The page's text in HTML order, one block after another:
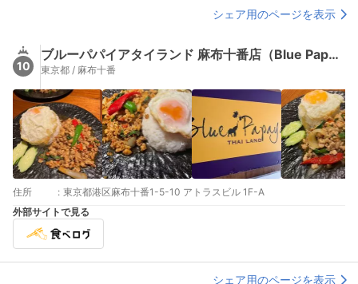
シェア用のページを表示
10
ブルーパパイアタイランド 麻布十番店（Blue Papaya Thailand）
東京都 / 麻布十番
住所 : 東京都港区麻布十番1-5-10 アトラスビル 1F-A
外部サイトで見る
シェア用のページを表示